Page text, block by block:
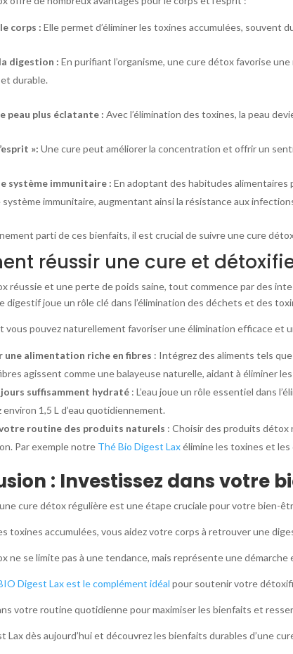
corps : Elle permet d’éliminer les toxines accumulées, souvent
digestion :En purifiant l’organisme, une cure détox favorise
durable.
peau plus éclatante :Avec l’élimination des toxines, la peau
»: Une cure peut améliorer la concentration et offrir un
système immunitaire : En adoptant des habitudes alimentaires
immunitaire, augmentant ainsi la résistance aux
parti de ces bienfaits, il est crucial de suivre une cure
réussir une cure et
réussie et une perte de poids saine, tout commence par des
digestif joue un rôle clé dans l’élimination des déchets et des
vous pouvez naturellement favoriser une élimination efficace et
une alimentation riche en fibres : Intégrez des aliments tels
agissent comme une balayeuse naturelle, aidant à éliminer
suffisamment hydraté : L’eau joue un rôle essentiel dans
environ 1,5 L d’eau quotidiennement.
routine des produits naturels : Choisir des produits détox
Par exemple notre Thé Bio Digest Laxélimine les toxines et
: Investissez dans votre
cure détox régulière est une étape cruciale pour votre bien-
toxines accumulées, vous aidez votre corps à retrouver une
ne se limite pas à une tendance, mais représente une
Digest Lax est le complément idéal pour soutenir votre
votre routine quotidienne pour maximiser les bienfaits et
Lax dès aujourd’hui et découvrez les bienfaits durables d’une